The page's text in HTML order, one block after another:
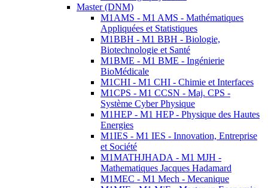
Master (DNM)
M1AMS - M1 AMS - Mathématiques
Appliquées et Statistiques
M1BBH - M1 BBH - Biologie,
Biotechnologie et Santé
M1BME - M1 BME - Ingénierie
BioMédicale
M1CHI - M1 CHI - Chimie et Interfaces
M1CPS - M1 CCSN - Maj. CPS -
Système Cyber Physique
M1HEP - M1 HEP - Physique des Hautes
Energies
M1IES - M1 IES - Innovation, Entreprise
et Société
M1MATHJHADA - M1 MJH -
Mathematiques Jacques Hadamard
M1MEC - M1 Mech - Mecanique